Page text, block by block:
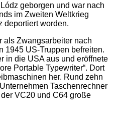
geborgen und war nach
im Zweiten Weltkrieg
deportiert worden.
als Zwangsarbeiter nach
1945 US-Truppen befreiten.
in die USA aus und eröffnete
Portable Typewriter“. Dort
her. Rund zehn
Taschenrechner
VC20 und C64 große